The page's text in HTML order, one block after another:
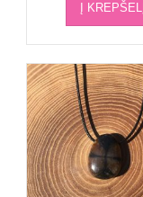
Į KREPŠELĮ